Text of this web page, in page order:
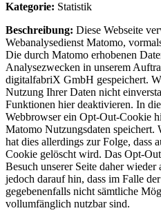
Kategorie: Statistik
Beschreibung: Diese Webseite
Webanalysedienst Matomo,
Die durch Matomo erhobenen
Analysezwecken in unserem
digitalfabriX GmbH gespeichert.
Nutzung Ihrer Daten nicht
Funktionen hier deaktivieren. In
Webbrowser ein Opt-Out-Cookie
Matomo Nutzungsdaten speichert.
hat dies allerdings zur Folge, dass
Cookie gelöscht wird. Das Opt-
Besuch unserer Seite daher
jedoch darauf hin, dass im Falle
gegebenenfalls nicht sämtliche
vollumfänglich nutzbar sind.